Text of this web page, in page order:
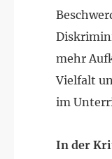
mehr
Vielfalt
im
In der